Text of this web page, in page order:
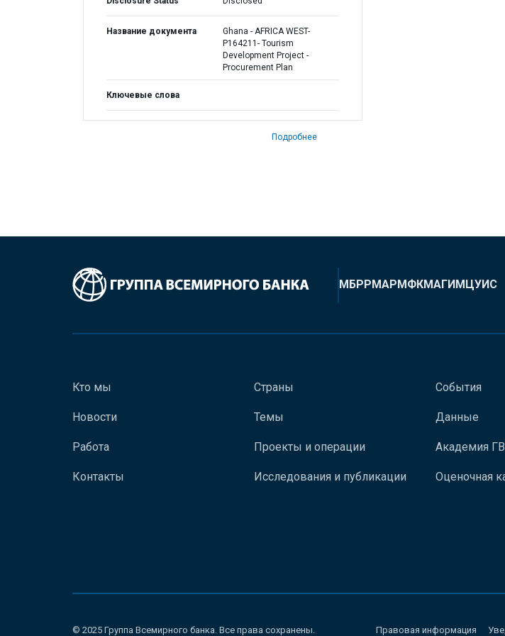
Название документа
Ghana - AFRICA WEST-
P164211- Tourism
Development Project -
Procurement Plan
Ключевые слова
Подробнее
МБРРМАРМФКМАГИМЦУИС
Кто мы
Новости
Работа
Контакты
Страны
Темы
Проекты и операции
Исследования и публикации
События
Данные
Академия
Оценочная
© 2025 Группа Всемирного банка. Все права сохранены. Правовая информация